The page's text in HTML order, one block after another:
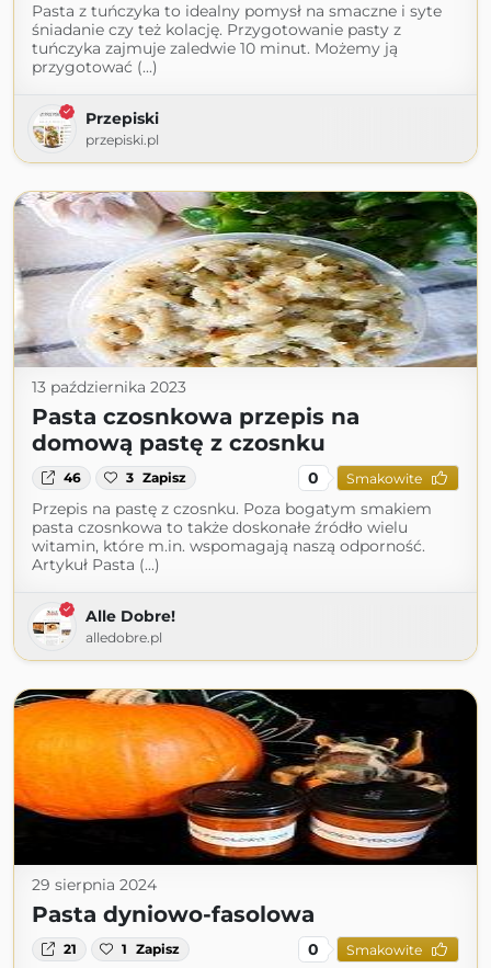
Pasta z tuńczyka to idealny pomysł na smaczne i syte
śniadanie czy też kolację. Przygotowanie pasty z
tuńczyka zajmuje zaledwie 10 minut. Możemy ją
przygotować (...)
Przepiski
przepiski.pl
13 października 2023
Pasta czosnkowa przepis na
domową pastę z czosnku
46 3 Zapisz 0 Smakowite
Przepis na pastę z czosnku. Poza bogatym smakiem
pasta czosnkowa to także doskonałe źródło wielu
witamin, które m.in. wspomagają naszą odporność.
Artykuł Pasta (...)
Alle Dobre!
alledobre.pl
29 sierpnia 2024
Pasta dyniowo-fasolowa
21 1 Zapisz 0 Smakowite